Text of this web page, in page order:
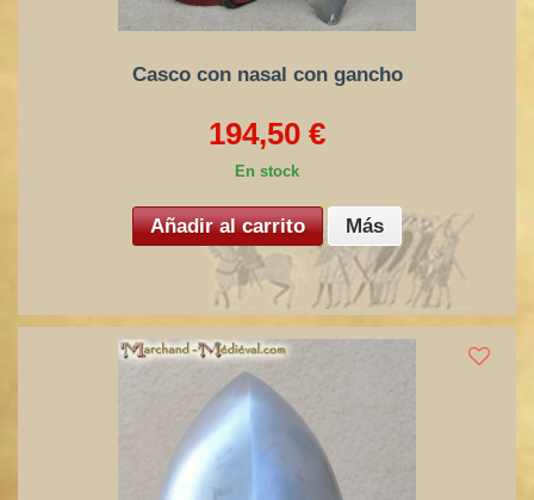
Casco con nasal con gancho
194,50 €
En stock
Añadir al carrito Más